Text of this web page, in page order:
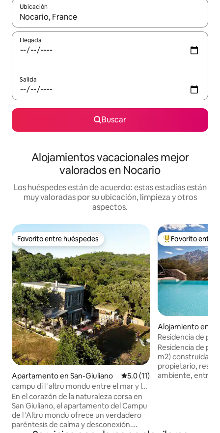
Ubicación
Cuando los resultados estén disponibles, navega con las
Llegada
Salida
Buscar
Alojamientos vacacionales mejor
valorados en Nocario
Los huéspedes están de acuerdo: estas estadías están
muy valoradas por su ubicación, limpieza y otros
aspectos.
Favorito entre huéspedes
Favorito entre huéspedes
Apartamento en San-Giuliano Calificación promedio: 5.0 de
5.0 (11)
campu di l 'altru mondu entre el mar y la
montaña
En el corazón de la naturaleza corsa en
San Giuliano, el apartamento del Campu
de l 'Altru mondu ofrece un verdadero
paréntesis de calma y desconexión.
Favorito entre
Favorito entre
Alojamiento en
Residencia de
montaña y la
Residencia de
m2) construida
propietario,
ambiente, entre